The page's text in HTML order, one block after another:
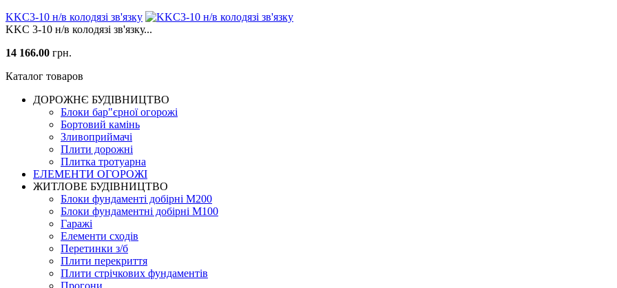
KKC3-10 н/в колодязі зв'язку
KKC 3-10 н/в колодязі зв'язку...
14 166.00 грн.
Каталог товаров
ДОРОЖНЄ БУДIВНИЦТВО
Блоки бар"єрної огорожі
Бортовий камінь
Зливоприймачі
Плити дорожні
Плитка тротуарна
ЕЛЕМЕНТИ ОГОРОЖІ
ЖИТЛОВЕ БУДIВНИЦТВО
Блоки фундаменті добірні М200
Блоки фундаментні добірні М100
Гаражі
Елементи сходів
Перетинки з/б
Плити перекриття
Плити стрічкових фундаментів
Прогони